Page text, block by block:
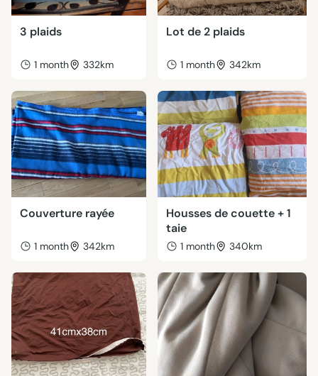
3 plaids
1 month 332km
Lot de 2 plaids
1 month 342km
Couverture rayée
1 month 342km
Housses de couette + 1
taie
1 month 340km